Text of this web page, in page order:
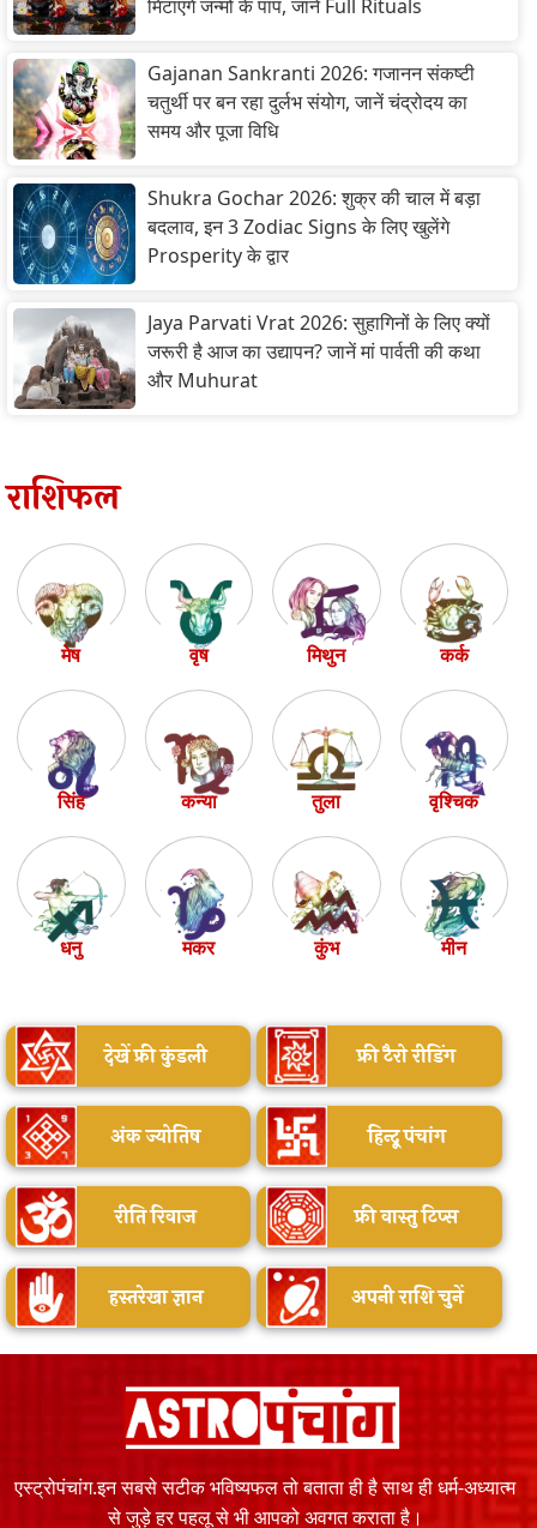
मिटाएंगे जन्मों के पाप, जानें Full Rituals
Gajanan Sankranti 2026: गजानन संकष्टी
चतुर्थी पर बन रहा दुर्लभ संयोग, जानें चंद्रोदय का
समय और पूजा विधि
Shukra Gochar 2026: शुक्र की चाल में बड़ा
बदलाव, इन 3 Zodiac Signs के लिए खुलेंगे
Prosperity के द्वार
Jaya Parvati Vrat 2026: सुहागिनों के लिए क्यों
जरूरी है आज का उद्यापन? जानें मां पार्वती की कथा
और Muhurat
राशिफल
मेष वृष मिथुन कर्क
सिंह कन्या तुला वृश्चिक
धनु मकर कुंभ मीन
देखें फ्री कुंडली फ्री टैरो रीडिंग
अंक ज्योतिष हिन्दू पंचांग
रीति रिवाज फ्री वास्तु टिप्स
हस्तरेखा ज्ञान अपनी राशि चुनें
एस्ट्रोपंचांग.इन सबसे सटीक भविष्यफल तो बताता ही है साथ ही धर्म-अध्यात्म
से जुड़े हर पहलू से भी आपको अवगत कराता है।